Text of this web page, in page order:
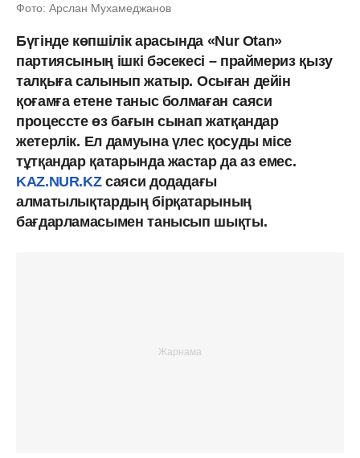
Фото: Арслан Мухамеджанов
Бүгінде көпшілік арасында «Nur Otan»
партиясының ішкі бәсекесі – праймериз қызу
талқыға салынып жатыр. Осыған дейін
қоғамға етене таныс болмаған саяси
процессте өз бағын сынап жатқандар
жетерлік. Ел дамуына үлес қосуды місе
тұтқандар қатарында жастар да аз емес.
KAZ.NUR.KZсаяси додадағы
алматылықтардың бірқатарының
бағдарламасымен танысып шықты.